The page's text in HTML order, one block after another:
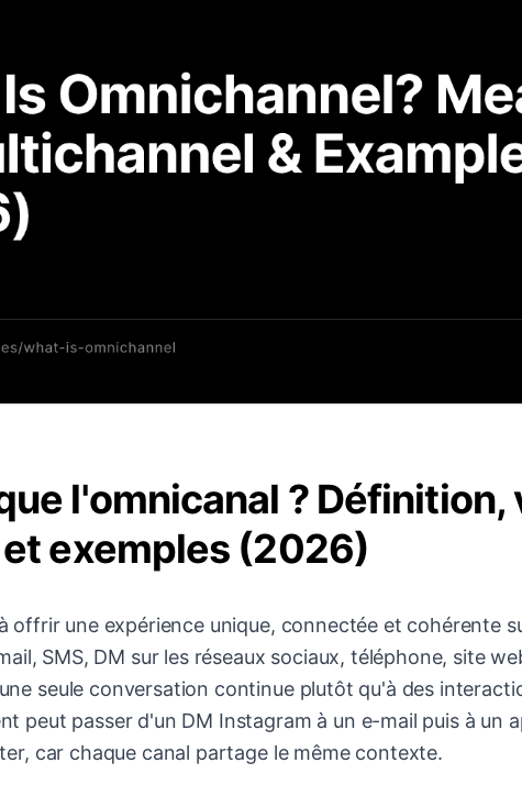
l'omnicanal ? Définition,
exemples (2026)
offrir une expérience unique, connectée et cohérente
SMS, DM sur les réseaux sociaux, téléphone, site
seule conversation continue plutôt qu'à des
peut passer d'un DM Instagram à un e-mail puis à un
car chaque canal partage le même contexte.